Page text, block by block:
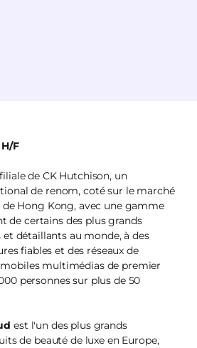
F
de CK Hutchison, un
de renom, coté sur le marché
Hong Kong, avec une gamme
de certains des plus grands
détaillants au monde, à des
fiables et des réseaux de
multimédias de premier
personnes sur plus de 50
est l'un des plus grands
de beauté de luxe en Europe,